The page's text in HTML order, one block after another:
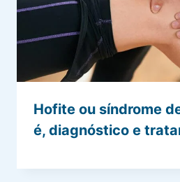
Hofite ou síndrome
é, diagnóstico e